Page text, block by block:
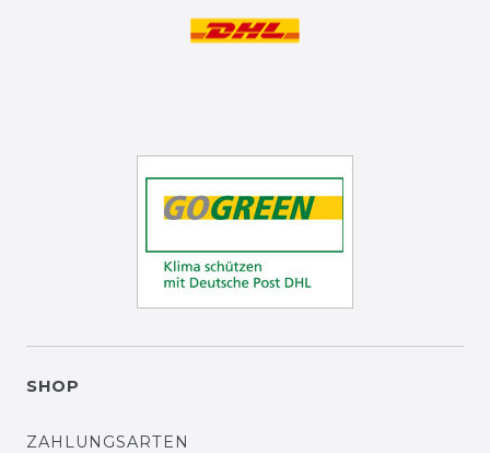
SHOP
ZAHLUNGSARTEN